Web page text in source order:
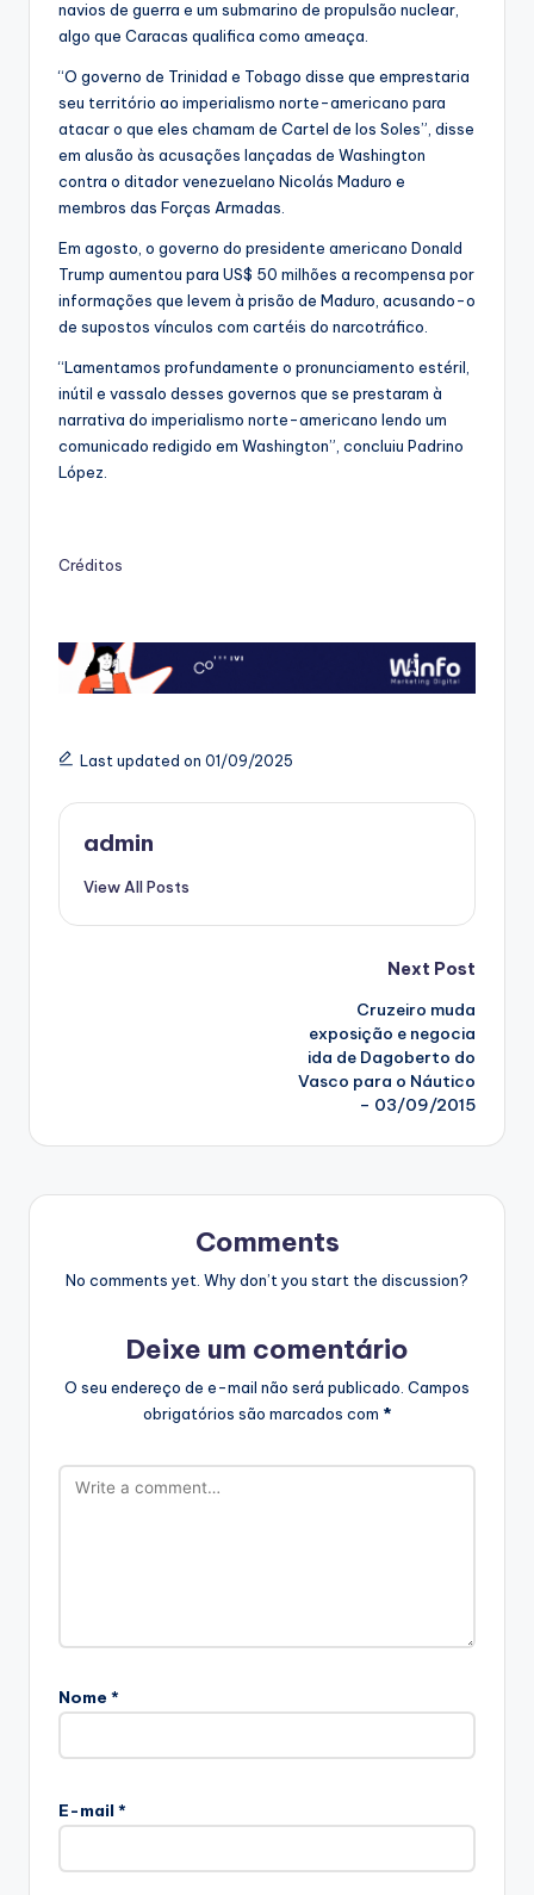
navios de guerra e um submarino de propulsão nuclear,
algo que Caracas qualifica como ameaça.
“O governo de Trinidad e Tobago disse que emprestaria
seu território ao imperialismo norte-americano para
atacar o que eles chamam de Cartel de los Soles”, disse
em alusão às acusações lançadas de Washington
contra o ditador venezuelano Nicolás Maduro e
membros das Forças Armadas.
Em agosto, o governo do presidente americano Donald
Trump aumentou para US$ 50 milhões a recompensa por
informações que levem à prisão de Maduro, acusando-o
de supostos vínculos com cartéis do narcotráfico.
“Lamentamos profundamente o pronunciamento estéril,
inútil e vassalo desses governos que se prestaram à
narrativa do imperialismo norte-americano lendo um
comunicado redigido em Washington”, concluiu Padrino
López.
Créditos
Last updated on 01/09/2025
admin
View All Posts
Next Post
Cruzeiro muda
exposição e negocia
ida de Dagoberto do
Vasco para o Náutico
– 03/09/2015
Comments
No comments yet. Why don’t you start the discussion?
Deixe um comentário
O seu endereço de e-mail não será publicado. Campos
obrigatórios são marcados com *
Nome *
E-mail *